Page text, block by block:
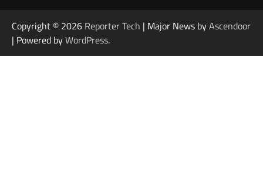
Copyright © 2026 Reporter Tech | Major News byAscendoor
| Powered byWordPress.